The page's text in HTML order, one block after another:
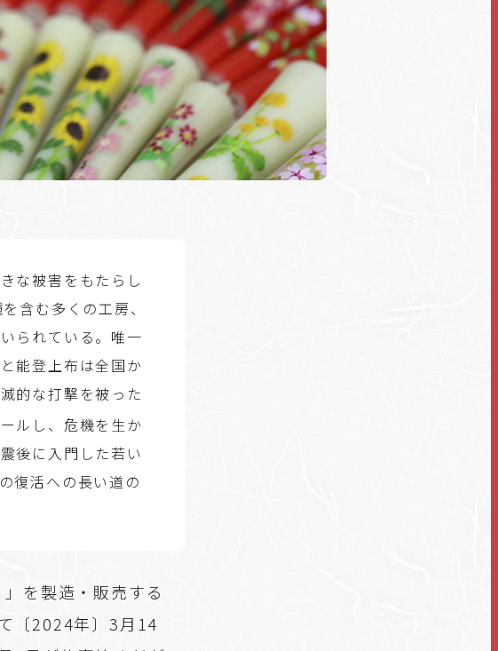
な被害をもたらし
含む多くの工房、
られている。唯一
能登上布は全国か
的な打撃を被った
ルし、危機を生か
後に入門した若い
復活への長い道の
を製造・販売する
〔2024年〕3月14